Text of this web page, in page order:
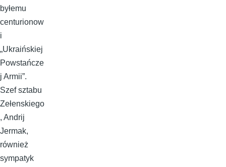
byłemu
centurionow
i
„Ukraińskiej
Powstańcze
j Armii”.
Szef sztabu
Zełenskiego
, Andrij
Jermak,
również
sympatyk